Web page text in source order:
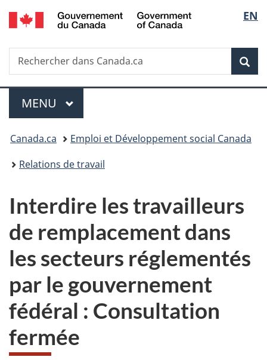
Passer
au
principal
Passer
à
Au
du
Passer
à
version
simplifiée
de
la
EN
Recherche
Rechercher
dans
Menu
MENU PRINCIPAL
Vous
êtes
Canada.ca
Emploi et Développement social Canada
Relations de travail
Interdire les travailleurs
de remplacement dans
les secteurs réglementés
par le gouvernement
fédéral : Consultation
fermée